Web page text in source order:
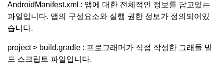
AndroidManifest.xml : 앱에 대한 전체적인 정보를 담고있는
파일입니다. 앱의 구성요소와 실행 권한 정보가 정의되어있
습니다.
project > build.gradle : 프로그래머가 직접 작성한 그래들 빌
드 스크립트 파일입니다.